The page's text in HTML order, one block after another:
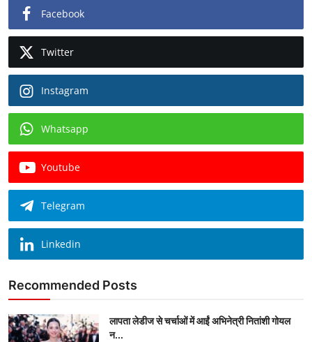
Facebook
Twitter
Instagram
Whatsapp
Youtube
Telegram
Linkedin
Recommended Posts
लापता लेडीज से चर्चाओं में आईं अभिनेत्री नितांशी गोयल
न...